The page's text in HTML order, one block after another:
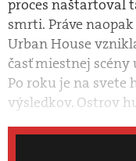
proces naštartoval
smrti. Práve
Urban House
časť miestnej
Po roku je na
výsledkov. Ostrov